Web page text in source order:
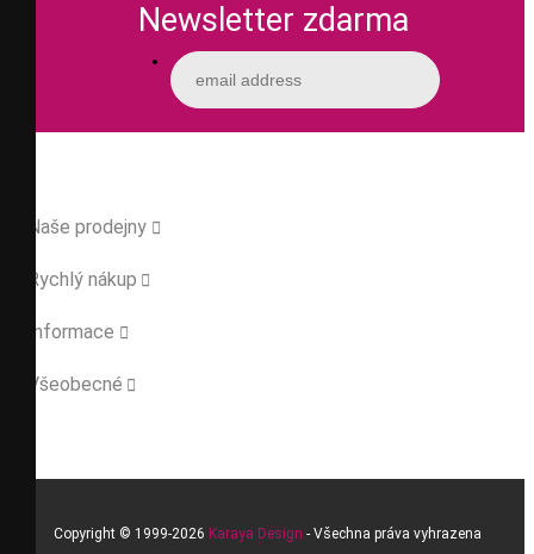
Newsletter zdarma
Naše prodejny 
Rychlý nákup 
Informace 
Všeobecné 
Copyright © 1999-2026 Karaya Design - Všechna práva vyhrazena